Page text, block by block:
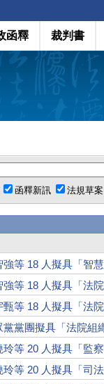
函釋 裁判書
函釋新訊 法規草案
強等 18 人擬具「智
強等 18 人擬具「法
甄等 18 人擬具「法
黨黨團擬具「法院組
玲等 20 人擬具「監
玲等 20 人擬具「司